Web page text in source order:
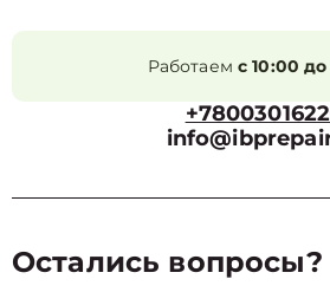
Работаем с 10:00
Остались вопросы?